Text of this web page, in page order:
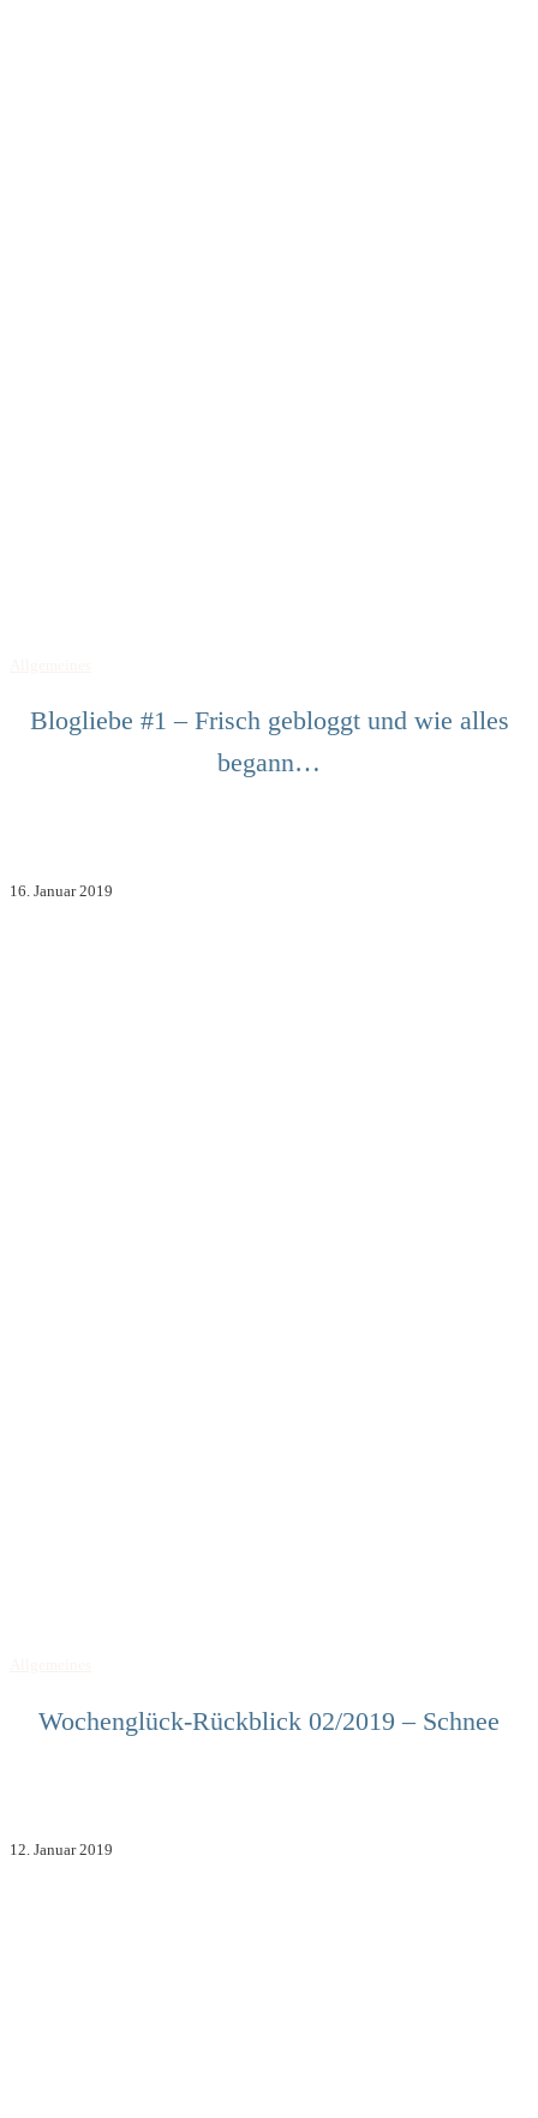
Blogliebe #1 – Frisch gebloggt und wie alles
begann…
16. Januar 2019
Wochenglück-Rückblick 02/2019 – Schnee
12. Januar 2019